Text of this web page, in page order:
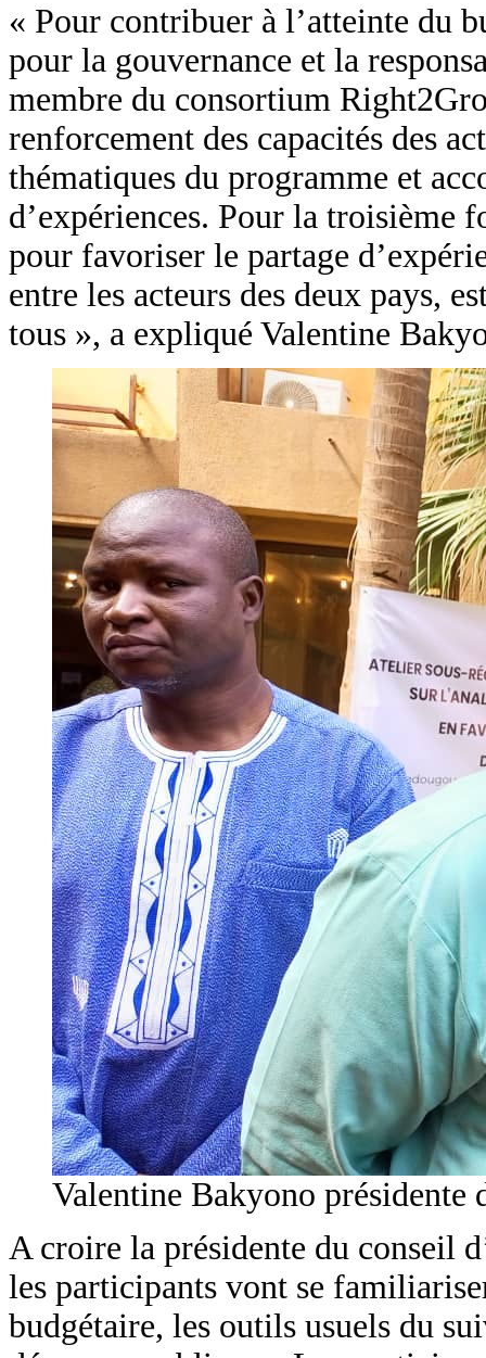
« Pour contribuer à l’atteinte du
pour la gouvernance et la
membre du consortium
renforcement des capacités des
thématiques du programme et
d’expériences. Pour la troisième
pour favoriser le partage
entre les acteurs des deux pays,
tous », a expliqué Valentine
Valentine Bakyono
A croire la présidente du conseil
les participants vont se
budgétaire, les outils usuels du